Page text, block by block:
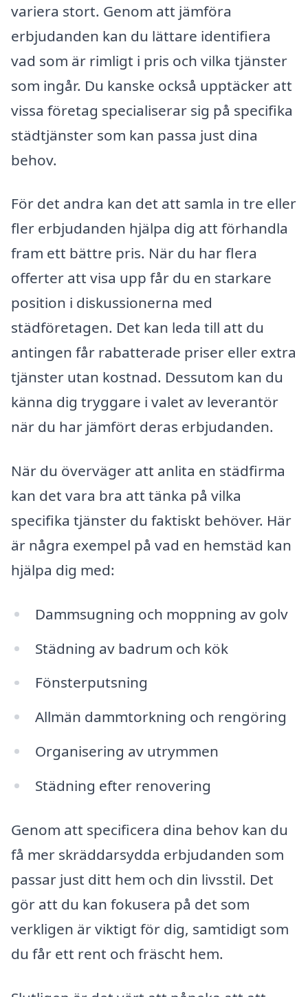
variera stort. Genom att jämföra
erbjudanden kan du lättare identifiera
vad som är rimligt i pris och vilka tjänster
som ingår. Du kanske också upptäcker att
vissa företag specialiserar sig på specifika
städtjänster som kan passa just dina
behov.
För det andra kan det att samla in tre eller
fler erbjudanden hjälpa dig att förhandla
fram ett bättre pris. När du har flera
offerter att visa upp får du en starkare
position i diskussionerna med
städföretagen. Det kan leda till att du
antingen får rabatterade priser eller extra
tjänster utan kostnad. Dessutom kan du
känna dig tryggare i valet av leverantör
när du har jämfört deras erbjudanden.
När du överväger att anlita en städfirma
kan det vara bra att tänka på vilka
specifika tjänster du faktiskt behöver. Här
är några exempel på vad en hemstäd kan
hjälpa dig med:
Dammsugning och moppning av golv
Städning av badrum och kök
Fönsterputsning
Allmän dammtorkning och rengöring
Organisering av utrymmen
Städning efter renovering
Genom att specificera dina behov kan du
få mer skräddarsydda erbjudanden som
passar just ditt hem och din livsstil. Det
gör att du kan fokusera på det som
verkligen är viktigt för dig, samtidigt som
du får ett rent och fräscht hem.